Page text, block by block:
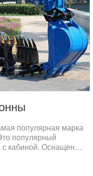
популярная марка
популярный
с кабиной. Оснащен
в различных